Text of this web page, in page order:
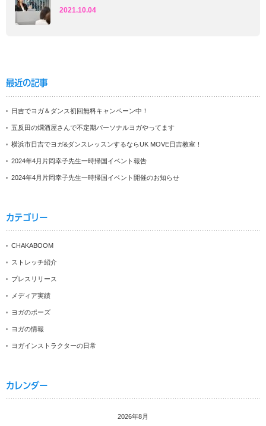
2021.10.04
最近の記事
日吉でヨガ＆ダンス初回無料キャンペーン中！
五反田の燗酒屋さんで不定期パーソナルヨガやってます
横浜市日吉でヨガ&ダンスレッスンするならUK MOVE日吉教室！
2024年4月片岡幸子先生一時帰国イベント報告
2024年4月片岡幸子先生一時帰国イベント開催のお知らせ
カテゴリー
CHAKABOOM
ストレッチ紹介
プレスリリース
メディア実績
ヨガのポーズ
ヨガの情報
ヨガインストラクターの日常
カレンダー
2026年8月